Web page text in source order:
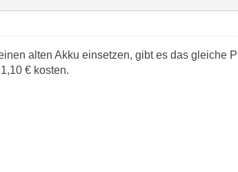
alten Akku einsetzen, gibt es das gleiche
€ kosten.